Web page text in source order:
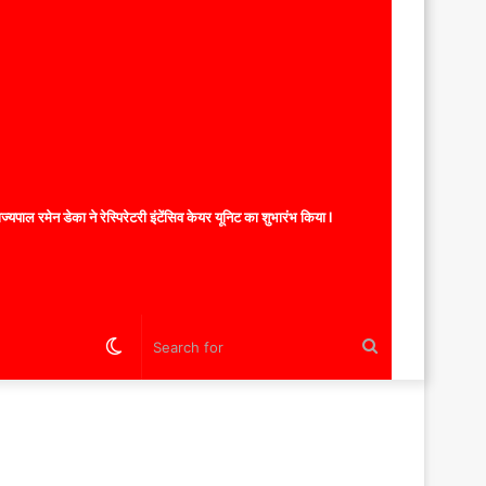
रमेन डेका ने रेस्पिरेटरी इंटेंसिव केयर यूनिट का शुभारंभ किया l
Switch